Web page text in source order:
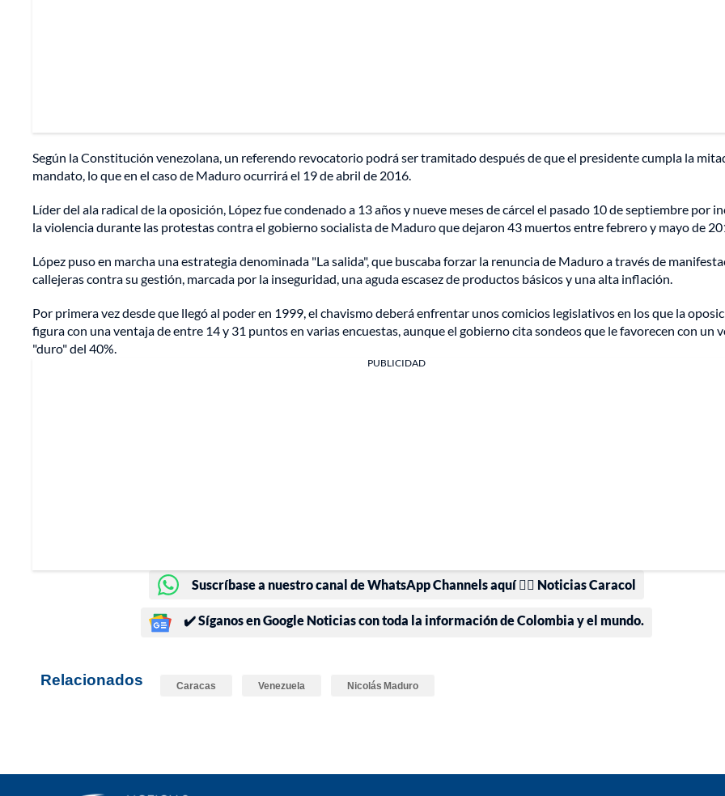
Según la Constitución venezolana, un referendo revocatorio podrá ser tramitado después de que el presidente cumpla la
mandato, lo que en el caso de Maduro ocurrirá el 19 de abril de 2016.
Líder del ala radical de la oposición, López fue condenado a 13 años y nueve meses de cárcel el pasado 10 de septiembre por
la violencia durante las protestas contra el gobierno socialista de Maduro que dejaron 43 muertos entre febrero y mayo de
López puso en marcha una estrategia denominada "La salida", que buscaba forzar la renuncia de Maduro a través de
callejeras contra su gestión, marcada por la inseguridad, una aguda escasez de productos básicos y una alta inflación.
Por primera vez desde que llegó al poder en 1999, el chavismo deberá enfrentar unos comicios legislativos en los que la
figura con una ventaja de entre 14 y 31 puntos en varias encuestas, aunque el gobierno cita sondeos que le favorecen con un
"duro" del 40%.
PUBLICIDAD
Suscríbase a nuestro canal de WhatsApp Channels aquí 👉🏻 Noticias Caracol
✔️ Síganos en Google Noticias con toda la información de Colombia y el mundo.
Relacionados Caracas Venezuela Nicolás Maduro